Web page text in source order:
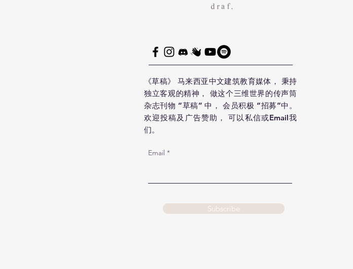
《草稿》 马来西亚中文建筑教育媒体， 秉持
独立客观的精神， 做这个三维世界的传声筒
杂志刊物 “草稿” 中， 会员积极 “招募”中。
欢迎投稿及广告赞助， 可以私信或Email我
们。
Email
Subscribe